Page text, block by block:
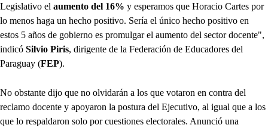
Legislativo el aumento del 16% y esperamos que Horacio Cartes por
lo menos haga un hecho positivo. Sería el único hecho positivo en
estos 5 años de gobierno es promulgar el aumento del sector docente",
indicó Silvio Piris, dirigente de la Federación de Educadores del
Paraguay (FEP).
No obstante dijo que no olvidarán a los que votaron en contra del
reclamo docente y apoyaron la postura del Ejecutivo, al igual que a los
que lo respaldaron solo por cuestiones electorales. Anunció una